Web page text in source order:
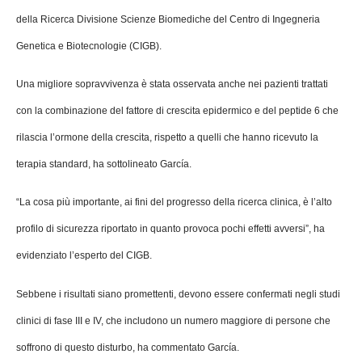
della Ricerca Divisione Scienze Biomediche del Centro di Ingegneria
Genetica e Biotecnologie (CIGB).
Una migliore sopravvivenza è stata osservata anche nei pazienti trattati
con la combinazione del fattore di crescita epidermico e del peptide 6 che
rilascia l’ormone della crescita, rispetto a quelli che hanno ricevuto la
terapia standard, ha sottolineato García.
“La cosa più importante, ai fini del progresso della ricerca clinica, è l’alto
profilo di sicurezza riportato in quanto provoca pochi effetti avversi”, ha
evidenziato l’esperto del CIGB.
Sebbene i risultati siano promettenti, devono essere confermati negli studi
clinici di fase III e IV, che includono un numero maggiore di persone che
soffrono di questo disturbo, ha commentato García.